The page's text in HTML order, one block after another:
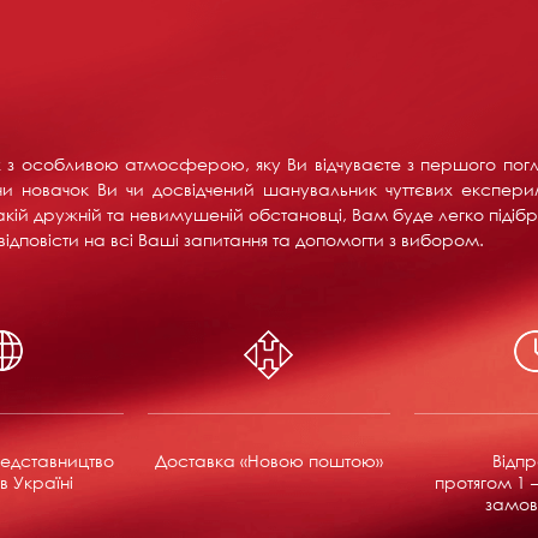
з особливою атмосферою, яку Ви відчуваєте з першого
Ви чи досвідчений шанувальник чуттєвих
дружній та невимушеній обстановці, Вам буде легко
на всі Ваші запитання та допомогти з вибором.
Україні
Доставка «Новою поштою»
протягом 1